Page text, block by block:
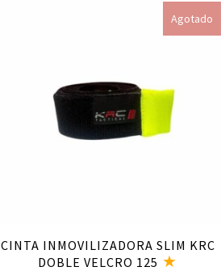
Agotado
CINTA INMOVILIZADORA SLIM KRC
DOBLE VELCRO 125